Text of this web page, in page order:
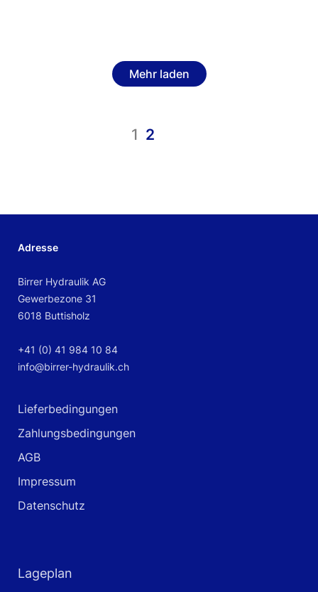
Mehr laden
1 2
Adresse
Birrer Hydraulik AG
Gewerbezone 31
6018 Buttisholz
+41 (0) 41 984 10 84
info@birrer-hydraulik.ch
Lieferbedingungen
Zahlungsbedingungen
AGB
Impressum
Datenschutz
Lageplan